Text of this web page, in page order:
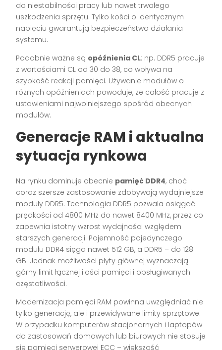
do niestabilności pracy lub nawet trwałego
uszkodzenia sprzętu. Tylko kości o identycznym
napięciu gwarantują bezpieczeństwo działania
systemu.
Podobnie ważne są opóźnienia CL: np. DDR5 pracuje
z wartościami CL od 30 do 38, co wpływa na
szybkość reakcji pamięci. Używanie modułów o
różnych opóźnieniach powoduje, że całość pracuje z
ustawieniami najwolniejszego spośród obecnych
modułów.
Generacje RAM i aktualna
sytuacja rynkowa
Na rynku dominuje obecnie pamięć DDR4, choć
coraz szersze zastosowanie zdobywają wydajniejsze
moduły DDR5. Technologia DDR5 pozwala osiągać
prędkości od 4800 MHz do nawet 8400 MHz, przez co
zapewnia istotny wzrost wydajności względem
starszych generacji. Pojemność pojedynczego
modułu DDR4 sięga nawet 512 GB, a DDR5 – do 128
GB. Jednak możliwości płyty głównej wyznaczają
górny limit łącznej ilości pamięci i obsługiwanych
częstotliwości.
Modernizacja pamięci RAM powinna uwzględniać nie
tylko generację, ale i przewidywane limity sprzętowe.
W przypadku komputerów stacjonarnych i laptopów
do zastosowań domowych lub biurowych nie stosuje
się pamięci serwerowej ECC – większość